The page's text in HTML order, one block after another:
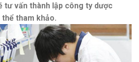
tư vấn thành lập công ty dược
tham khảo.